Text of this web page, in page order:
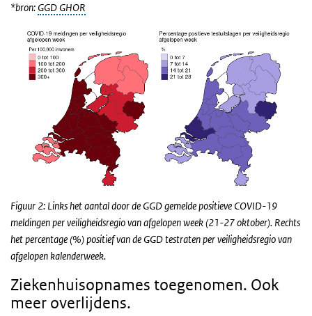
*bron: GGD GHOR
Figuur 2: Links het aantal door de GGD gemelde positieve COVID-19
meldingen per veiligheidsregio van afgelopen week (21-27 oktober). Rechts
het percentage (%) positief van de GGD testraten per veiligheidsregio van
afgelopen kalenderweek.
Ziekenhuisopnames toegenomen. Ook
meer overlijdens.